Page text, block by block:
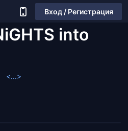
Вход / Регистрация
into
<...>